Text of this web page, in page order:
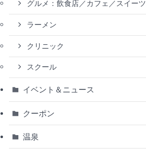
グルメ：飲食店／カフェ／スイーツ
ラーメン
クリニック
スクール
イベント＆ニュース
クーポン
温泉